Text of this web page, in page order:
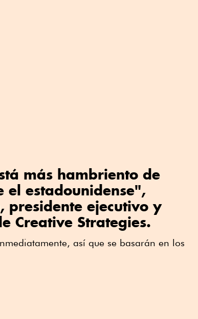
más hambriento de
el estadounidense",
presidente ejecutivo y
Creative Strategies.
así que se basarán en los